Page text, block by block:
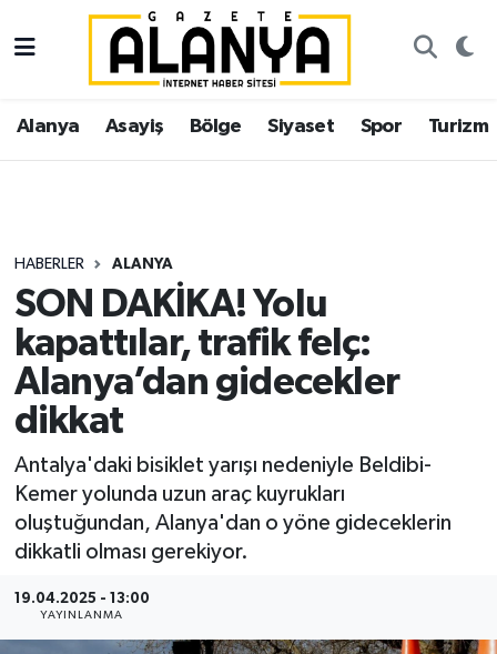
Alanya Asayiş Bölge Siyaset Spor Turizm
HABERLER ALANYA
SON DAKİKA! Yolu
kapattılar, trafik felç:
Alanya’dan gidecekler
dikkat
Antalya'daki bisiklet yarışı nedeniyle Beldibi-
Kemer yolunda uzun araç kuyrukları
oluştuğundan, Alanya'dan o yöne gideceklerin
dikkatli olması gerekiyor.
19.04.2025 - 13:00
YAYINLANMA
Alanya
Asayiş
Siyaset
Spor
Turizm
Ekonomi
Gazipaşa
İstanbul Nöbetçi Eczaneler
İstanbul Hava Durumu
Süper Lig Puan Durumu ve Fikstür
Tüm Manşetler
Son Dakika Haberleri
Haber Arşivi